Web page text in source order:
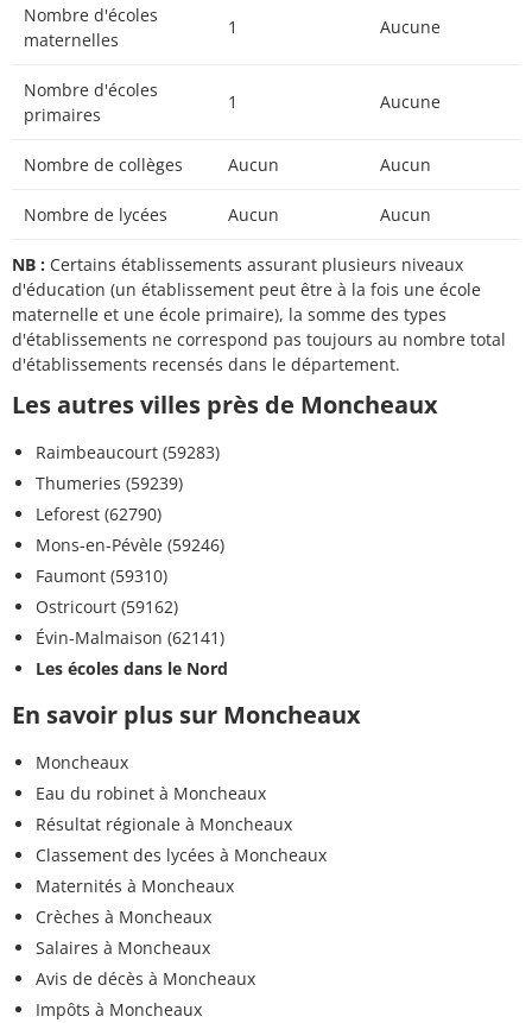
Nombre d'écoles
maternelles
1 Aucune
Nombre d'écoles
primaires
1 Aucune
Nombre de collèges Aucun Aucun
Nombre de lycées Aucun Aucun
NB : Certains établissements assurant plusieurs niveaux
d'éducation (un établissement peut être à la fois une école
maternelle et une école primaire), la somme des types
d'établissements ne correspond pas toujours au nombre total
d'établissements recensés dans le département.
Les autres villes près de Moncheaux
Raimbeaucourt (59283)
Thumeries (59239)
Leforest (62790)
Mons-en-Pévèle (59246)
Faumont (59310)
Ostricourt (59162)
Évin-Malmaison (62141)
Les écoles dans le Nord
En savoir plus sur Moncheaux
Moncheaux
Eau du robinet à Moncheaux
Résultat régionale à Moncheaux
Classement des lycées à Moncheaux
Maternités à Moncheaux
Crèches à Moncheaux
Salaires à Moncheaux
Avis de décès à Moncheaux
Impôts à Moncheaux